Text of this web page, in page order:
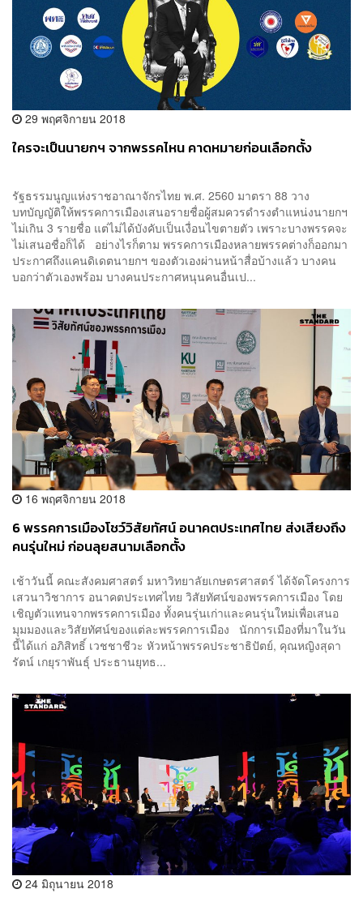
29 พฤศจิกายน 2018
ใครจะเป็นนายกฯ จากพรรคไหน คาดหมายก่อนเลือกตั้ง
รัฐธรรมนูญแห่งราชอาณาจักรไทย พ.ศ. 2560 มาตรา 88 วาง
บทบัญญัติให้พรรคการเมืองเสนอรายชื่อผู้สมควรดำรงตำแหน่งนายกฯ
ไม่เกิน 3 รายชื่อ แต่ไม่ได้บังคับเป็นเงื่อนไขตายตัว เพราะบางพรรคจะ
ไม่เสนอชื่อก็ได้ อย่างไรก็ตาม พรรคการเมืองหลายพรรคต่างก็ออกมา
ประกาศถึงแคนดิเดตนายกฯ ของตัวเองผ่านหน้าสื่อบ้างแล้ว บางคน
บอกว่าตัวเองพร้อม บางคนประกาศหนุนคนอื่นเป...
16 พฤศจิกายน 2018
6 พรรคการเมืองโชว์วิสัยทัศน์ อนาคตประเทศไทย ส่งเสียงถึง
คนรุ่นใหม่ ก่อนลุยสนามเลือกตั้ง
เช้าวันนี้ คณะสังคมศาสตร์ มหาวิทยาลัยเกษตรศาสตร์ ได้จัดโครงการ
เสวนาวิชาการ อนาคตประเทศไทย วิสัยทัศน์ของพรรคการเมือง โดย
เชิญตัวแทนจากพรรคการเมือง ทั้งคนรุ่นเก่าและคนรุ่นใหม่เพื่อเสนอ
มุมมองและวิสัยทัศน์ของแต่ละพรรคการเมือง นักการเมืองที่มาในวัน
นี้ได้แก่ อภิสิทธิ์ เวชชาชีวะ หัวหน้าพรรคประชาธิปัตย์, คุณหญิงสุดา
รัตน์ เกยุราพันธุ์ ประธานยุทธ...
24 มิถุนายน 2018